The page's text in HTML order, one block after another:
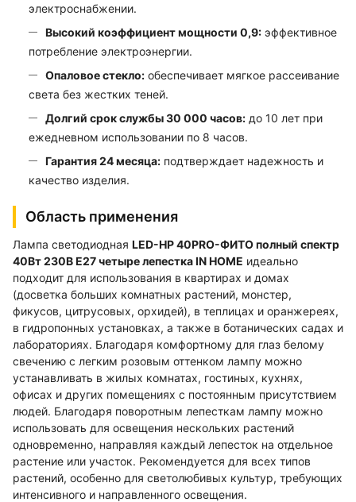
электроснабжении.
Высокий коэффициент мощности 0,9: эффективное
потребление электроэнергии.
Опаловое стекло: обеспечивает мягкое рассеивание
света без жестких теней.
Долгий срок службы 30 000 часов: до 10 лет при
ежедневном использовании по 8 часов.
Гарантия 24 месяца: подтверждает надежность и
качество изделия.
Область применения
Лампа светодиодная LED-HP 40PRO-ФИТО полный спектр
40Вт 230В Е27 четыре лепестка IN HOME идеально
подходит для использования в квартирах и домах
(досветка больших комнатных растений, монстер,
фикусов, цитрусовых, орхидей), в теплицах и оранжереях,
в гидропонных установках, а также в ботанических садах и
лабораториях. Благодаря комфортному для глаз белому
свечению с легким розовым оттенком лампу можно
устанавливать в жилых комнатах, гостиных, кухнях,
офисах и других помещениях с постоянным присутствием
людей. Благодаря поворотным лепесткам лампу можно
использовать для освещения нескольких растений
одновременно, направляя каждый лепесток на отдельное
растение или участок. Рекомендуется для всех типов
растений, особенно для светолюбивых культур, требующих
интенсивного и направленного освещения.